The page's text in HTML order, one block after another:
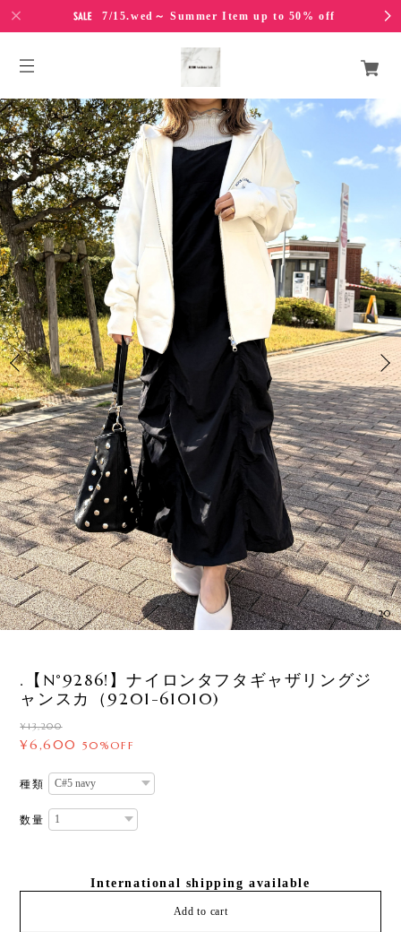
7/15.wed～ Summer Item up to 50% off
3/20
.【N°9286!】ナイロンタフタギャザリングジ
ャンスカ（9201-61010)
¥13,200
¥6,600 50%OFF
種類
数量
International shipping available
Add to cart